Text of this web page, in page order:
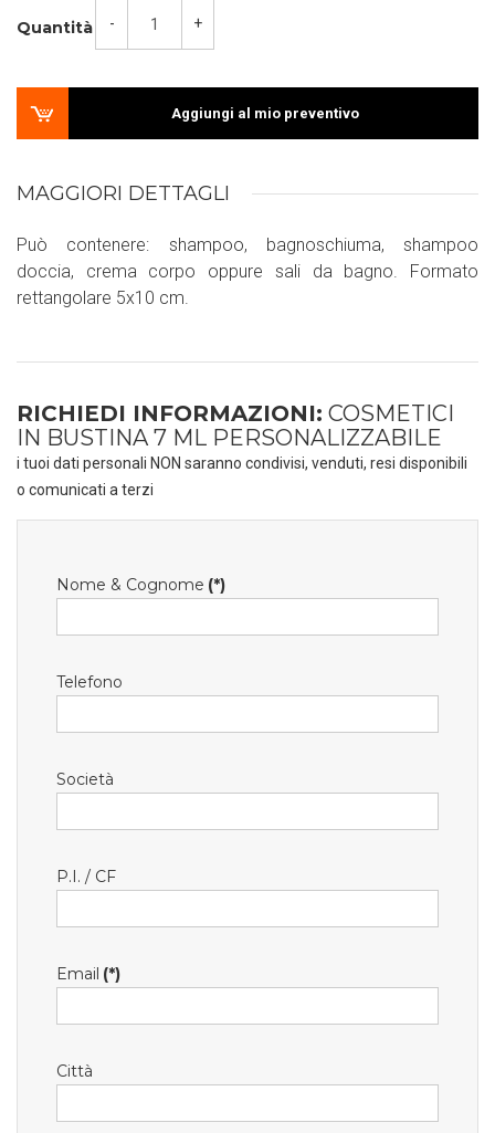
Quantità - +
Aggiungi al mio preventivo
MAGGIORI DETTAGLI
Può contenere: shampoo, bagnoschiuma, shampoo
doccia, crema corpo oppure sali da bagno. Formato
rettangolare 5x10 cm.
RICHIEDI INFORMAZIONI: COSMETICI
IN BUSTINA 7 ML PERSONALIZZABILE
i tuoi dati personali NON saranno condivisi, venduti, resi disponibili
o comunicati a terzi
Nome & Cognome (*)
Telefono
Società
P.I. / CF
Email (*)
Città